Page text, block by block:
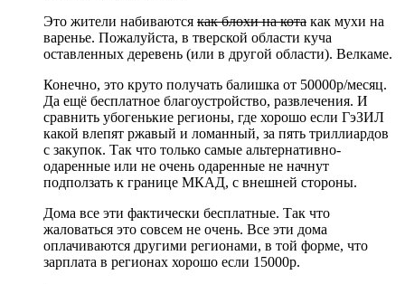
Это жители набиваются как блохи на кота как мухи на
варенье. Пожалуйста, в тверской области куча
оставленных деревень (или в другой области). Велкаме.
Конечно, это круто получать балишка от 50000р/месяц.
Да ещё бесплатное благоустройство, развлечения. И
сравнить убогенькие регионы, где хорошо если ГэЗИЛ
какой влепят ржавый и ломанный, за пять триллиардов
с закупок. Так что только самые альтернативно-
одаренные или не очень одаренные не начнут
подползать к границе МКАД, с внешней стороны.
Дома все эти фактически бесплатные. Так что
жаловаться это совсем не очень. Все эти дома
оплачиваются другими регионами, в той форме, что
зарплата в регионах хорошо если 15000р.